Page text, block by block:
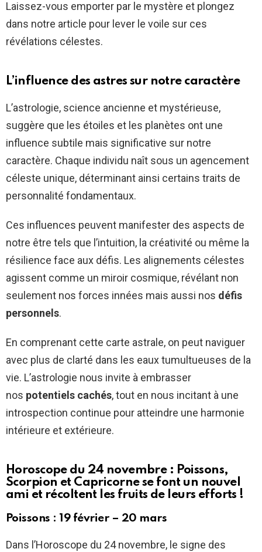
Laissez-vous emporter par le mystère et plongez
dans notre article pour lever le voile sur ces
révélations célestes.
L’influence des astres sur notre caractère
L’astrologie, science ancienne et mystérieuse,
suggère que les étoiles et les planètes ont une
influence subtile mais significative sur notre
caractère. Chaque individu naît sous un agencement
céleste unique, déterminant ainsi certains traits de
personnalité fondamentaux.
Ces influences peuvent manifester des aspects de
notre être tels que l’intuition, la créativité ou même la
résilience face aux défis. Les alignements célestes
agissent comme un miroir cosmique, révélant non
seulement nos forces innées mais aussi nos défis
personnels.
En comprenant cette carte astrale, on peut naviguer
avec plus de clarté dans les eaux tumultueuses de la
vie. L’astrologie nous invite à embrasser
nos potentiels cachés, tout en nous incitant à une
introspection continue pour atteindre une harmonie
intérieure et extérieure.
Horoscope du 24 novembre : Poissons,
Scorpion et Capricorne se font un nouvel
ami et récoltent les fruits de leurs efforts !
Poissons : 19 février – 20 mars
Dans l’Horoscope du 24 novembre, le signe des